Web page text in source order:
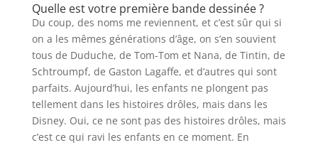
Quelle est votre première bande dessinée ?
Du coup, des noms me reviennent, et c’est sûr qui si
on a les mêmes générations d’âge, on s’en souvient
tous de Duduche, de Tom-Tom et Nana, de Tintin, de
Schtroumpf, de Gaston Lagaffe, et d’autres qui sont
parfaits. Aujourd’hui, les enfants ne plongent pas
tellement dans les histoires drôles, mais dans les
Disney. Oui, ce ne sont pas des histoires drôles, mais
c’est ce qui ravi les enfants en ce moment. En